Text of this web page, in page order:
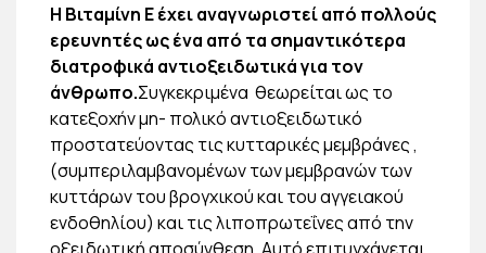
Η Βιταμίνη Ε έχει αναγνωριστεί από πολλούς
ερευνητές ως ένα από τα σημαντικότερα
διατροφικά αντιοξειδωτικά για τον
άνθρωπο.Συγκεκριμένα θεωρείται ως το
κατεξοχήν μη- πολικό αντιοξειδωτικό
προστατεύοντας τις κυτταρικές μεμβράνες ,
(συμπεριλαμβανομένων των μεμβρανών των
κυττάρων του βρογχικού και του αγγειακού
ενδοθηλίου) και τις λιποπρωτεΐνες από την
οξειδωτική αποσύνθεση. Αυτό επιτυγχάνεται